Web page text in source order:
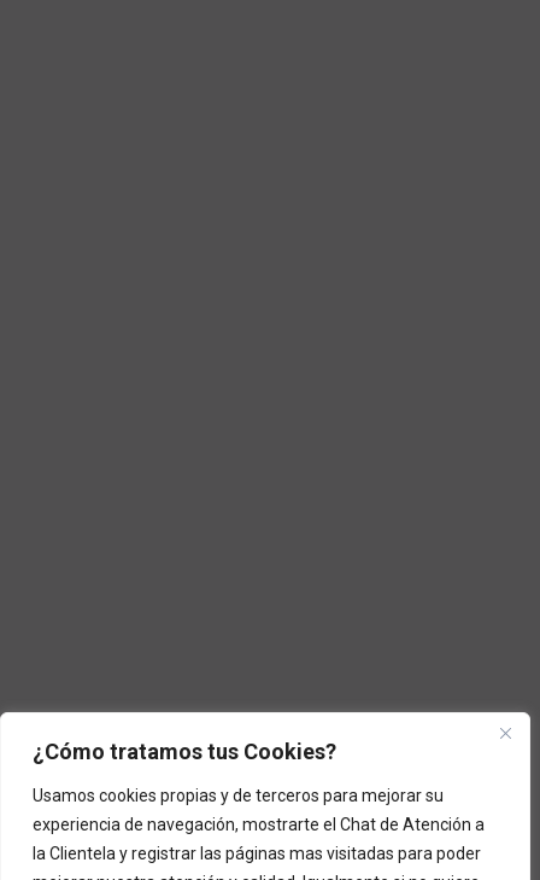
¿Cómo tratamos tus Cookies?
Usamos cookies propias y de terceros para mejorar su
experiencia de navegación, mostrarte el Chat de Atención a
la Clientela y registrar las páginas mas visitadas para poder